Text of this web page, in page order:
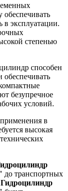
обеспечивать
в эксплуатации.
степенью
способен
обеспечивать
безупречное
условий.
в
высокая
до транспортных